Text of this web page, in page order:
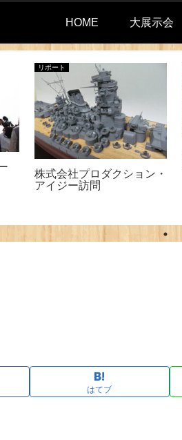
HOME 大展示会
リポート
株式会社プロダクション・
アイジー訪問
はてブ